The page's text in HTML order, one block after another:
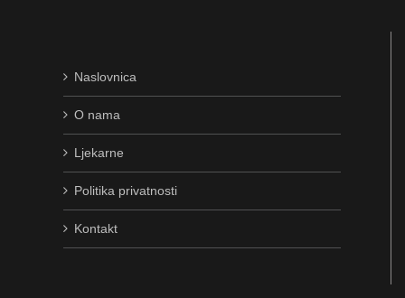
Naslovnica
O nama
Ljekarne
Politika privatnosti
Kontakt